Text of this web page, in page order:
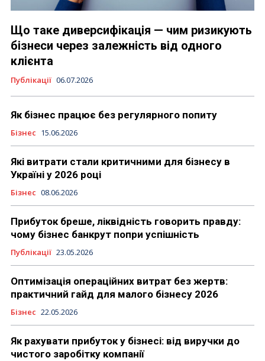
Що таке диверсифікація — чим ризикують
бізнеси через залежність від одного
клієнта
Публікації 06.07.2026
Як бізнес працює без регулярного попиту
Бізнес 15.06.2026
Які витрати стали критичними для бізнесу в
Україні у 2026 році
Бізнес 08.06.2026
Прибуток бреше, ліквідність говорить правду:
чому бізнес банкрут попри успішність
Публікації 23.05.2026
Оптимізація операційних витрат без жертв:
практичний гайд для малого бізнесу 2026
Бізнес 22.05.2026
Як рахувати прибуток у бізнесі: від виручки до
чистого заробітку компанії